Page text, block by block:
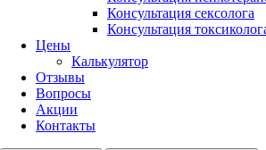
Консультация сексолога
Консультация
Цены
Калькулятор
Отзывы
Вопросы
Акции
Контакты